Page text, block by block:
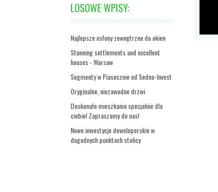
LOSOWE WPISY:
Najlepsze osłony zewnętrzne do okien
Stunning settlements and excellent
houses - Warsaw
Segmenty w Piasecznie od Sedno-Invest
Oryginalne, niezawodne drzwi
Doskonałe mieszkania specjalnie dla
ciebie! Zapraszamy do nas!
Nowe inwestycje deweloperskie w
dogodnych punktach stolicy